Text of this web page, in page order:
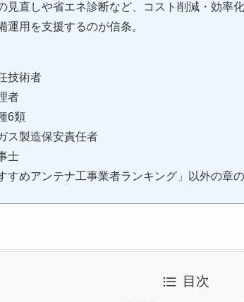
見直しや省エネ診断など、コスト削減・効率
運用を支援するのが信条。
技術者
者
6類
ス製造保安責任者
士
めアンテナ工事業者ランキング」以外の章
目次